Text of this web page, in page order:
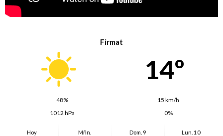
Firmat
14º
48%
15 km/h
1012 hPa
0%
Hoy
Mñn.
Dom. 9
Lun. 10